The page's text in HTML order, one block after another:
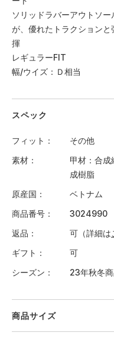
ソリッドラバーアウトソ
が、優れたトラクション
揮
レギュラーFIT
幅/ウイズ：Ｄ相当
スペック
フィット
その他
素材
甲材：合成
成樹脂
原産国
ベトナム
商品番号
3024990
返品
可（詳細は
ギフト
可
シーズン
23年秋冬
商品サイズ